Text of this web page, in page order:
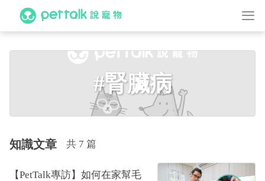
#腎臟病
知識文章 共 7 篇
【PetTalk專訪】如何在家幫毛